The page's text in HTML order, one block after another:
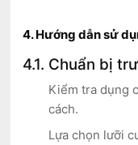
4. Hướng dẫn sử
4.1. Chuẩn bị
Kiểm tra dụng
cách.
Lựa chọn lưỡi